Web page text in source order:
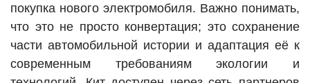
покупка нового электромобиля. Важно понимать,
что это не просто конвертация; это сохранение
части автомобильной истории и адаптация её к
современным требованиям экологии и